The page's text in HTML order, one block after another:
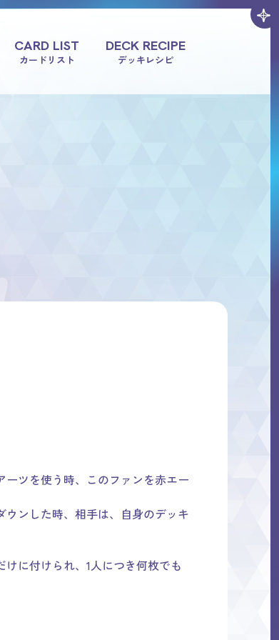
CARD LIST
カードリスト
DECK RECIPE
デッキレシピ
ツを使う時、このファンを赤エー
ンした時、相手は、自身のデッキ
に付けられ、1人につき何枚でも